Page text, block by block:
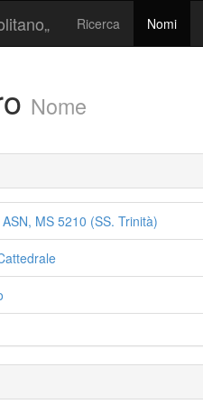
Ricerca Nomi
Nome
ASN, MS 5210 (SS. Trinità)